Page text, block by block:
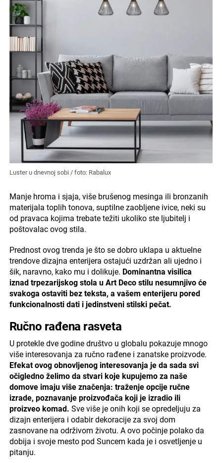
Luster u dnevnoj sobi / foto: Rabalux
Manje hroma i sjaja, više brušenog mesinga ili bronzanih
materijala toplih tonova, suptilne zaobljene ivice, neki su
od pravaca kojima trebate težiti ukoliko ste ljubitelj i
poštovalac ovog stila.
Prednost ovog trenda je što se dobro uklapa u aktuelne
trendove dizajna enterijera ostajući uzdržan ali ujedno i
šik, naravno, kako mu i dolikuje. Dominantna visilica
iznad trpezarijskog stola u Art Deco stilu nesumnjivo će
svakoga ostaviti bez teksta, a vašem enterijeru pored
funkcionalnosti dati i jedinstveni stilski pečat.
Ručno rađena rasveta
U protekle dve godine društvo u globalu pokazuje mnogo
više interesovanja za ručno rađene i zanatske proizvode.
Efekat ovog obnovljenog interesovanja je da sada svi
očigledno želimo da stvari koje kupujemo za naše
domove imaju više značenja: traženje opcije ručne
izrade, poznavanje proizvođača koji je izradio ili
proizveo komad. Sve više je onih koji se opredeljuju za
dizajn enterijera i odabir dekoracije za svoj dom
zasnovane na održivom životu. A ovo počinje polako da
dobija i svoje mesto pod Suncem kada je i osvetljenje u
pitanju.